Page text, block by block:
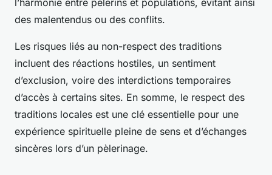
l’harmonie entre pèlerins et populations, évitant ainsi
des malentendus ou des conflits.
Les risques liés au non-respect des traditions
incluent des réactions hostiles, un sentiment
d’exclusion, voire des interdictions temporaires
d’accès à certains sites. En somme, le respect des
traditions locales est une clé essentielle pour une
expérience spirituelle pleine de sens et d’échanges
sincères lors d’un pèlerinage.